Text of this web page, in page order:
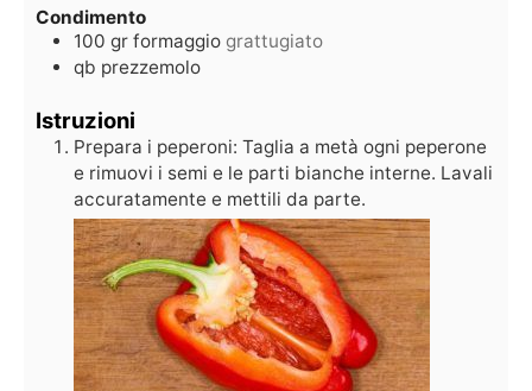
Condimento
100 gr formaggio grattugiato
qb prezzemolo
Istruzioni
Prepara i peperoni: Taglia a metà ogni peperone
e rimuovi i semi e le parti bianche interne. Lavali
accuratamente e mettili da parte.